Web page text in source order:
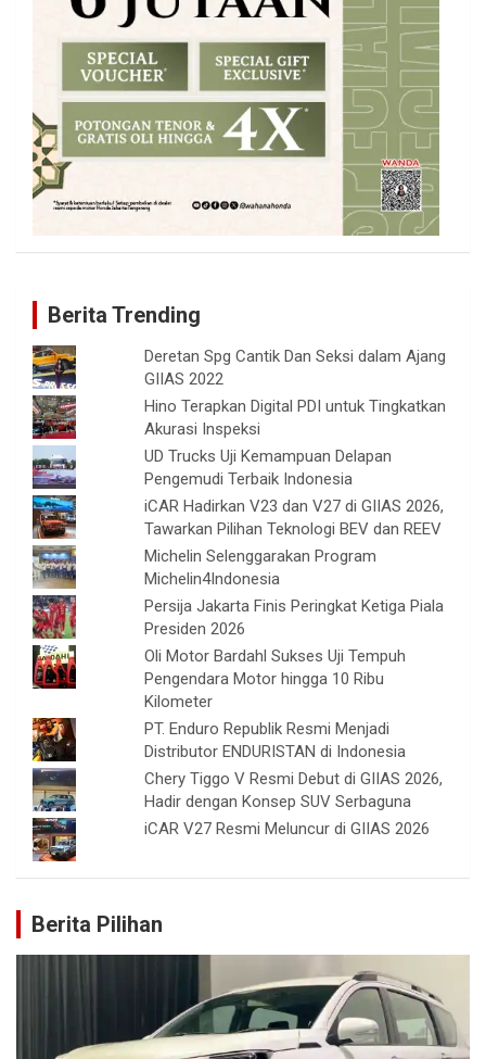
Berita Trending
Deretan Spg Cantik Dan Seksi dalam Ajang
GIIAS 2022
Hino Terapkan Digital PDI untuk Tingkatkan
Akurasi Inspeksi
UD Trucks Uji Kemampuan Delapan
Pengemudi Terbaik Indonesia
iCAR Hadirkan V23 dan V27 di GIIAS 2026,
Tawarkan Pilihan Teknologi BEV dan REEV
Michelin Selenggarakan Program
Michelin4Indonesia
Persija Jakarta Finis Peringkat Ketiga Piala
Presiden 2026
Oli Motor Bardahl Sukses Uji Tempuh
Pengendara Motor hingga 10 Ribu
Kilometer
PT. Enduro Republik Resmi Menjadi
Distributor ENDURISTAN di Indonesia
Chery Tiggo V Resmi Debut di GIIAS 2026,
Hadir dengan Konsep SUV Serbaguna
iCAR V27 Resmi Meluncur di GIIAS 2026
Berita Pilihan